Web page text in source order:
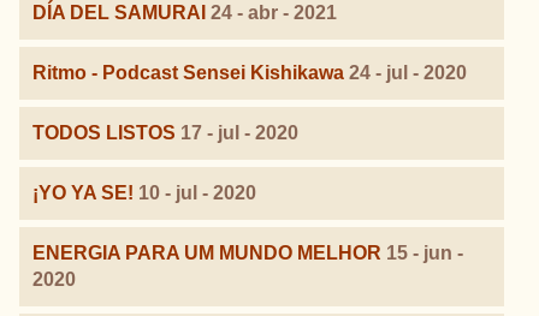
DÍA DEL SAMURAI 24 - abr - 2021
Ritmo - Podcast Sensei Kishikawa 24 - jul - 2020
TODOS LISTOS 17 - jul - 2020
¡YO YA SE! 10 - jul - 2020
ENERGIA PARA UM MUNDO MELHOR 15 - jun -
2020